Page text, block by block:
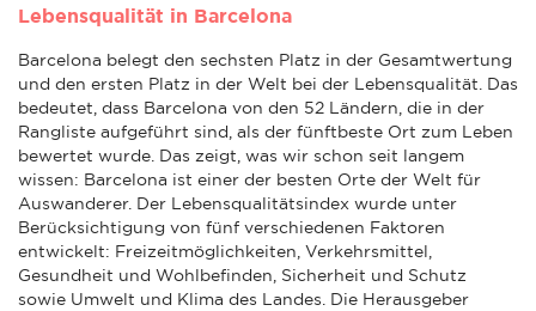
Lebensqualität in Barcelona
Barcelona belegt den sechsten Platz in der Gesamtwertung
und den ersten Platz in der Welt bei der Lebensqualität. Das
bedeutet, dass Barcelona von den 52 Ländern, die in der
Rangliste aufgeführt sind, als der fünftbeste Ort zum Leben
bewertet wurde. Das zeigt, was wir schon seit langem
wissen: Barcelona ist einer der besten Orte der Welt für
Auswanderer. Der Lebensqualitätsindex wurde unter
Berücksichtigung von fünf verschiedenen Faktoren
entwickelt: Freizeitmöglichkeiten, Verkehrsmittel,
Gesundheit und Wohlbefinden, Sicherheit und Schutz
sowie Umwelt und Klima des Landes. Die Herausgeber